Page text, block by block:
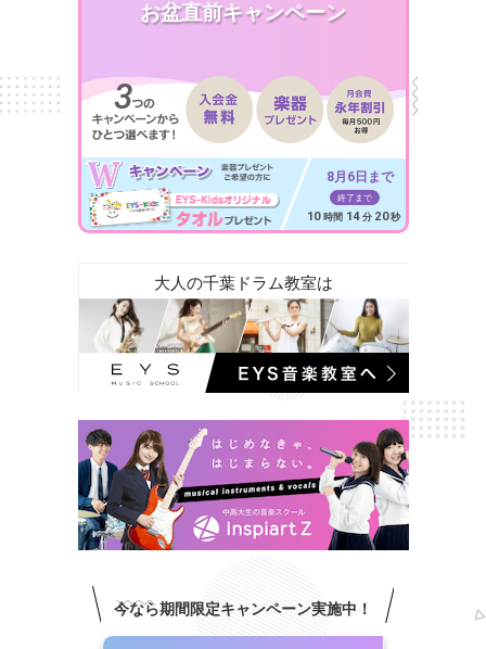
お盆直前キャンペーン
8月6日まで
終了まで
10 時間 14 分 18 秒
大人の千葉ドラム教室は
今なら期間限定キャンペーン実施中！